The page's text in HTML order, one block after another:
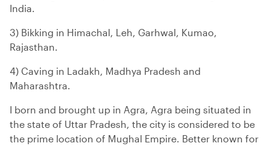
India.
3) Bikking in Himachal, Leh, Garhwal, Kumao,
Rajasthan.
4) Caving in Ladakh, Madhya Pradesh and
Maharashtra.
I born and brought up in Agra, Agra being situated in
the state of Uttar Pradesh, the city is considered to be
the prime location of Mughal Empire. Better known for